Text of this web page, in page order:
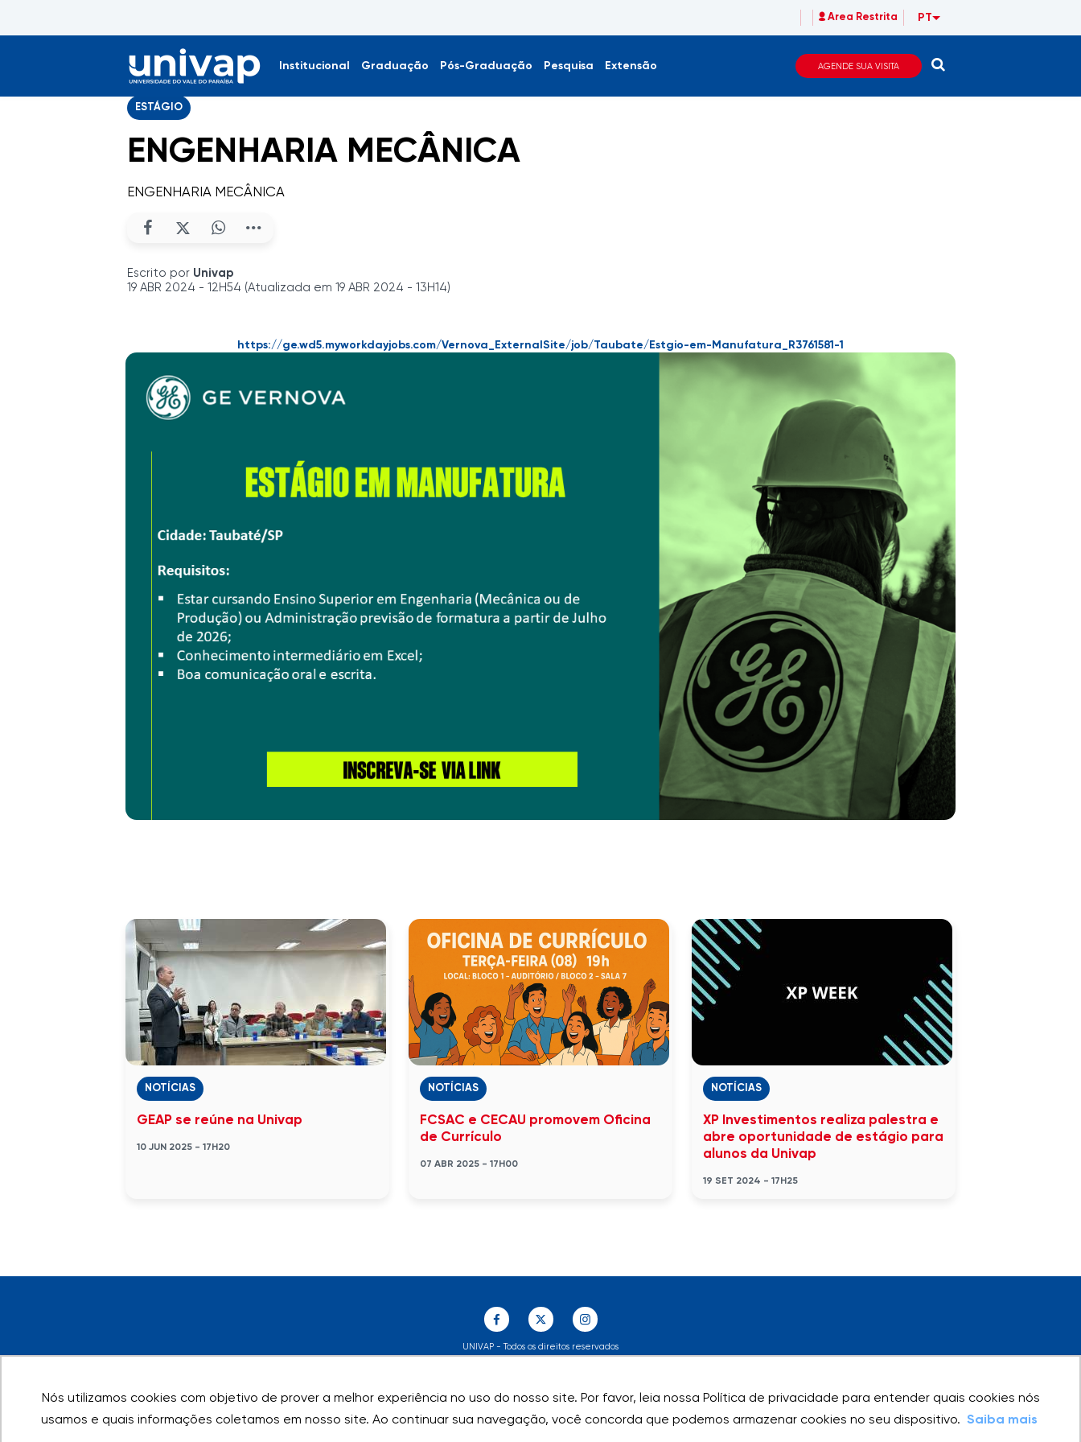
Nós utilizamos cookies com objetivo de prover a melhor experiência no uso do nosso site. Por favor, leia nossa Política de privacidade para entender quais cookies nós
usamos e quais informações coletamos em nosso site. Ao continuar sua navegação, você concorda que podemos armazenar cookies no seu dispositivo. Saiba mais
Nós utilizamos cookies com objetivo de prover a melhor experiência no uso do nosso site. Por favor, leia nossa Política de privacidade para entender quais cookies nós
usamos e quais informações coletamos em nosso site. Ao continuar sua navegação, você concorda que podemos armazenar cookies no seu dispositivo. Saiba mais
Area Restrita PT
Institucional Graduação Pós-Graduação Pesquisa Extensão AGENDE SUA VISITA
ESTÁGIO
ENGENHARIA MECÂNICA
ENGENHARIA MECÂNICA
Escrito por Univap
19 ABR 2024 - 12H54 (Atualizada em 19 ABR 2024 - 13H14)
https://ge.wd5.myworkdayjobs.com/Vernova_ExternalSite/job/Taubate/Estgio-em-Manufatura_R3761581-1
NOTÍCIAS
GEAP se reúne na Univap
10 JUN 2025 - 17H20
NOTÍCIAS
FCSAC e CECAU promovem Oficina
de Currículo
07 ABR 2025 - 17H00
NOTÍCIAS
XP Investimentos realiza palestra e
abre oportunidade de estágio para
alunos da Univap
19 SET 2024 - 17H25
UNIVAP - Todos os direitos reservados